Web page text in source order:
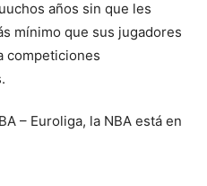
años sin que les
mínimo que sus jugadores
competiciones
– Euroliga, la NBA está en